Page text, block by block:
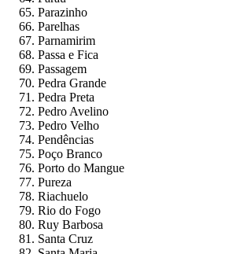
Parazinho
Parelhas
Parnamirim
Passa e Fica
Passagem
Pedra Grande
Pedra Preta
Pedro Avelino
Pedro Velho
Pendências
Poço Branco
Porto do Mangue
Pureza
Riachuelo
Rio do Fogo
Ruy Barbosa
Santa Cruz